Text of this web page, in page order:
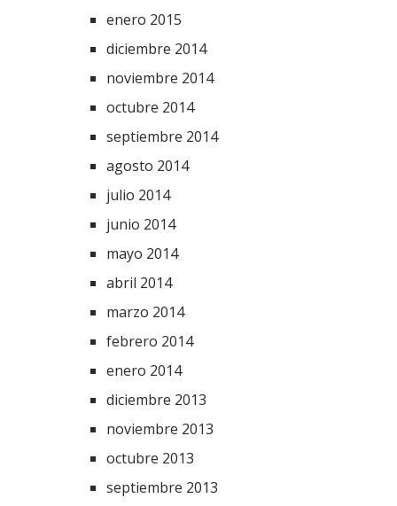
enero 2015
diciembre 2014
noviembre 2014
octubre 2014
septiembre 2014
agosto 2014
julio 2014
junio 2014
mayo 2014
abril 2014
marzo 2014
febrero 2014
enero 2014
diciembre 2013
noviembre 2013
octubre 2013
septiembre 2013